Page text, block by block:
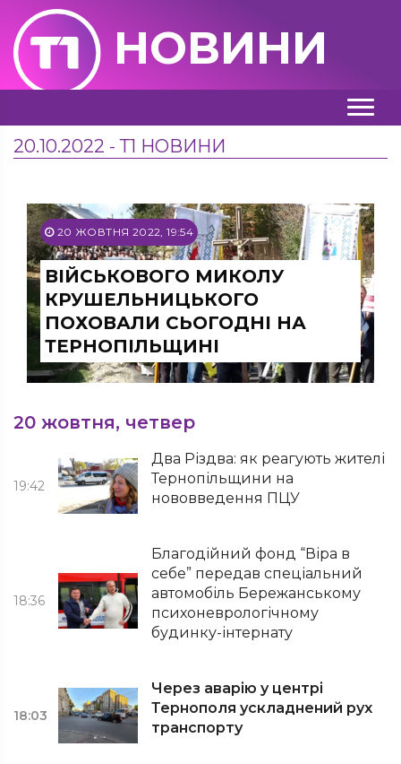
НОВИНИ
20.10.2022 - Т1 НОВИНИ
20 ЖОВТНЯ 2022, 19:54
ВІЙСЬКОВОГО МИКОЛУ
КРУШЕЛЬНИЦЬКОГО
ПОХОВАЛИ СЬОГОДНІ НА
ТЕРНОПІЛЬЩИНІ
20 жовтня, четвер
19:42
Два Різдва: як реагують жителі
Тернопільщини на
нововведення ПЦУ
18:36
Благодійний фонд “Віра в
себе” передав спеціальний
автомобіль Бережанському
психоневрологічному
будинку-інтернату
18:03
Через аварію у центрі
Тернополя ускладнений рух
транспорту